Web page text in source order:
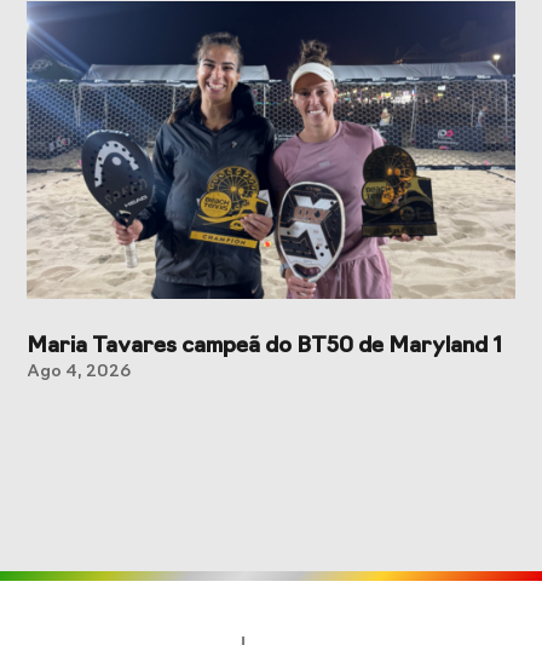
Maria Tavares campeã do BT50 de Maryland 1
Ago 4, 2026